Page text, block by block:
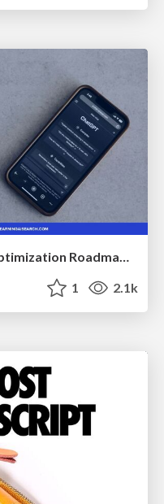
How to Build an AI Search Optimization Roadmap - Criteria and Steps to Take #SEOIRL
1 2.1k